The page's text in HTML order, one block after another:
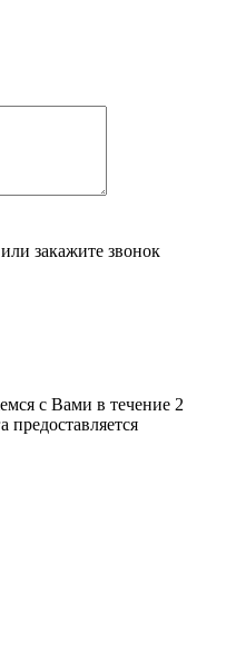
закажите звонок
с Вами в течение 2
предоставляется